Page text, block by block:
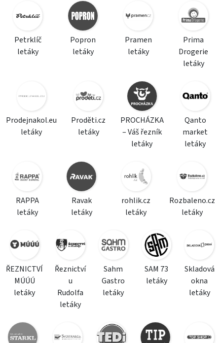
Petrklíč
letáky
Popron
letáky
Pramen
letáky
Prima
Drogerie
letáky
Prodejnakol.eu
letáky
Proděti.cz
letáky
PROCHÁZKA
– Váš řezník
letáky
Qanto
market
letáky
RAPPA
letáky
Ravak
letáky
rohlik.cz
letáky
Rozbaleno.cz
letáky
ŘEZNICTVÍ
MÚÚÚ
letáky
Řeznictví
u
Rudolfa
letáky
Sahm
Gastro
letáky
SAM 73
letáky
Skladová
okna
letáky